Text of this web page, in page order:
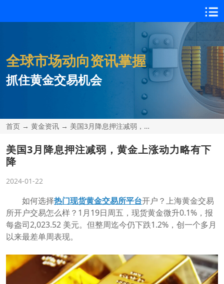
全球市场动向资讯掌握
抓住黄金交易机会
首页 → 黄金资讯 → 美国3月降息押注减弱，黄
金上涨动力略有下降
美国3月降息押注减弱，黄金上涨动力略有下
降
2024-01-22
如何选择热门现货黄金交易所平台开户？上海黄金交易
所开户交易怎么样？1月19日周五，现货黄金微升0.1%，报
每盎司2,023.52 美元。但整周迄今仍下跌1.2%，创一个多月
以来最差单周表现。